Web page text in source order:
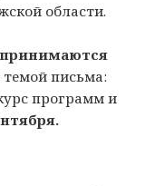
области.
принимаются
темой письма:
программ и